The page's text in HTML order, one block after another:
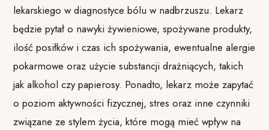
lekarskiego w diagnostyce bólu w nadbrzuszu. Lekarz
będzie pytał o nawyki żywieniowe, spożywane produkty,
ilość posiłków i czas ich spożywania, ewentualne alergie
pokarmowe oraz użycie substancji drażniących, takich
jak alkohol czy papierosy. Ponadto, lekarz może zapytać
o poziom aktywności fizycznej, stres oraz inne czynniki
związane ze stylem życia, które mogą mieć wpływ na